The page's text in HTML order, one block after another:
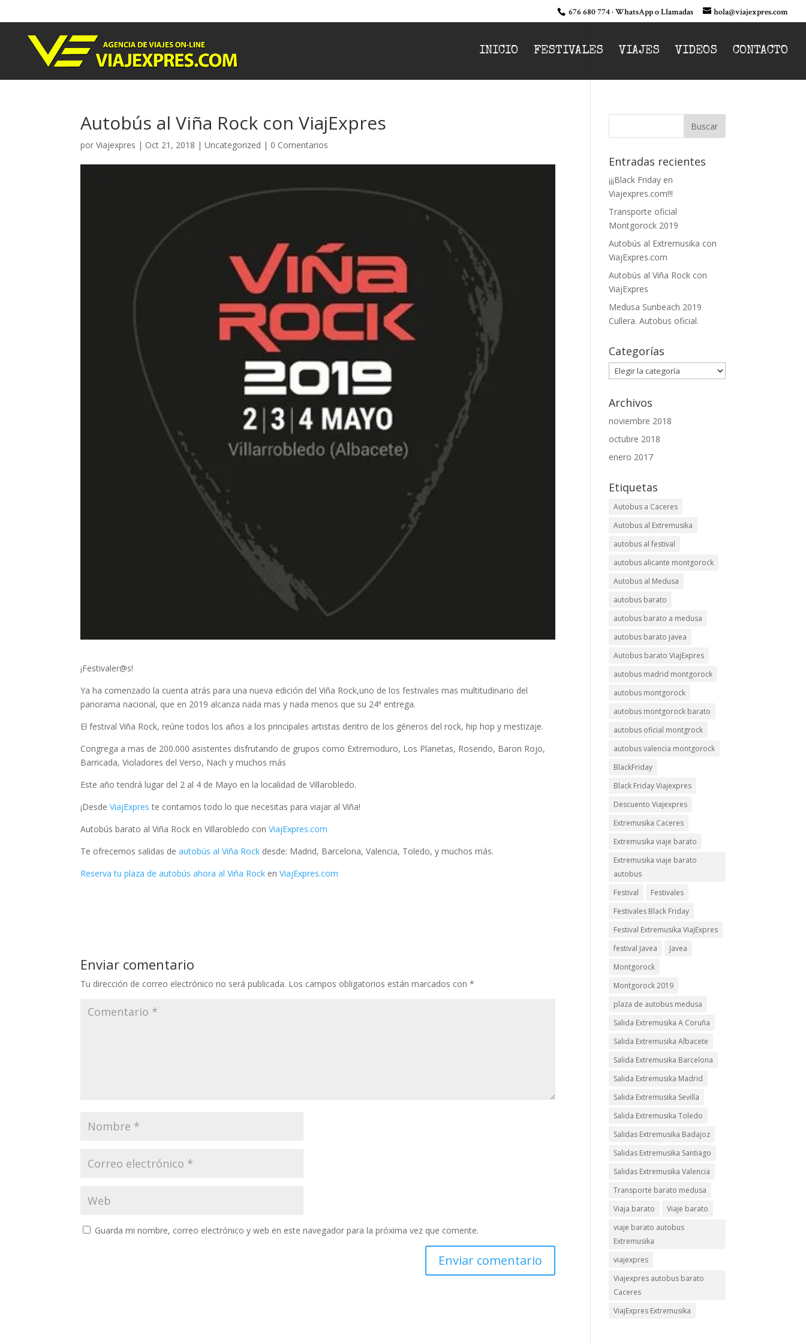
676 680 774 · WhatsApp o Llamadas hola@viajexpres.com
INICIO FESTIVALES VIAJES VIDEOS CONTACTO
Autobús al Viña Rock con ViajExpres
porViajexpres | Oct 21, 2018 |Uncategorized | 0 Comentarios
¡Festivaler@s!
Ya ha comenzado la cuenta atrás para una nueva edición del Viña Rock,uno de los festivales mas multitudinario del
panorama nacional, que en 2019 alcanza nada mas y nada menos que su 24ª entrega.
El festival Viña Rock, reúne todos los años a los principales artistas dentro de los géneros del rock, hip hop y mestizaje.
Congrega a mas de 200.000 asistentes disfrutando de grupos como Extremoduro, Los Planetas, Rosendo, Baron Rojo,
Barricada, Violadores del Verso, Nach y muchos más
Este año tendrá lugar del 2 al 4 de Mayo en la localidad de Villarobledo.
¡DesdeViajExpres te contamos todo lo que necesitas para viajar al Viña!
Autobús barato al Viña Rock en Villarobledo conViajExpres.com
Te ofrecemos salidas deautobús al Viña Rock desde: Madrid, Barcelona, Valencia, Toledo, y muchos más.
Reserva tu plaza de autobús ahora al Viña Rock enViajExpres.com
Enviar comentario
Tu dirección de correo electrónico no será publicada. Los campos obligatorios están marcados con*
Guarda mi nombre, correo electrónico y web en este navegador para la próxima vez que comente.
Entradas recientes
¡¡¡Black Friday en
Viajexpres.com!!!
Transporte oficial
Montgorock 2019
Autobús al Extremusika con
ViajExpres.com
Autobús al Viña Rock con
ViajExpres
Medusa Sunbeach 2019
Cullera. Autobus oficial.
Categorías
Categorías
Archivos
noviembre 2018
octubre 2018
enero 2017
Etiquetas
Autobus a Caceres
Autobus al Extremusika
autobus al festival
autobus alicante montgorock
Autobus al Medusa
autobus barato
autobus barato a medusa
autobus barato javea
Autobus barato ViajExpres
autobus madrid montgorock
autobus montgorock
autobus montgorock barato
autobus oficial montgrock
autobus valencia montgorock
BlackFriday
Black Friday Viajexpres
Descuento Viajexpres
Extremusika Caceres
Extremusika viaje barato
Extremusika viaje barato
autobus
Festival
Festivales
Festivales Black Friday
Festival Extremusika ViajExpres
festival Javea
Javea
Montgorock
Montgorock 2019
plaza de autobus medusa
Salida Extremusika A Coruña
Salida Extremusika Albacete
Salida Extremusika Barcelona
Salida Extremusika Madrid
Salida Extremusika Sevilla
Salida Extremusika Toledo
Salidas Extremusika Badajoz
Salidas Extremusika Santiago
Salidas Extremusika Valencia
Transporte barato medusa
Viaja barato
Viaje barato
viaje barato autobus
Extremusika
viajexpres
Viajexpres autobus barato
Caceres
ViajExpres Extremusika